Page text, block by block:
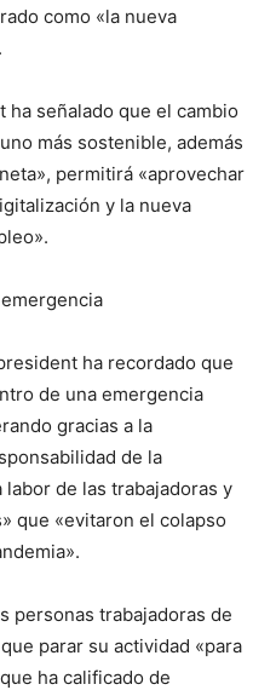
como «la nueva
señalado que el cambio
más sostenible, además
permitirá «aprovechar
y la nueva
ha recordado que
de una emergencia
gracias a la
de la
labor de las trabajadoras y
que «evitaron el colapso
personas trabajadoras de
parar su actividad «para
ha calificado de